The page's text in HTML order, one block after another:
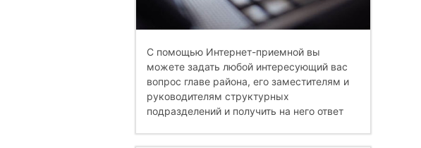
С помощью Интернет-приемной вы
можете задать любой интересующий вас
вопрос главе района, его заместителям и
руководителям структурных
подразделений и получить на него ответ